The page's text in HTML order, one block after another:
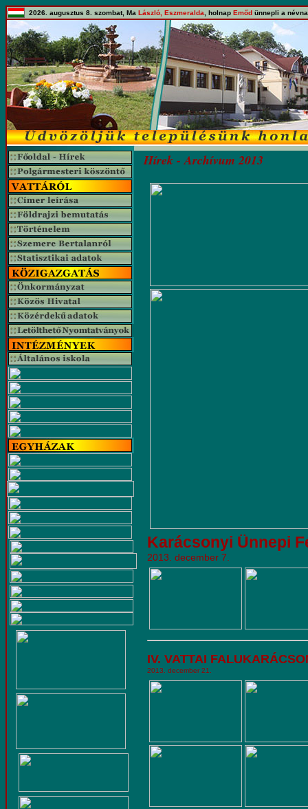
2026. augusztus 8. szombat, Ma László, Eszmeralda , holnap Emőd ünnepli a
Hírek - Archívum 2013
Karácsonyi Ünnepi
2013. december 7.
IV. VATTAI
2013. december 21.